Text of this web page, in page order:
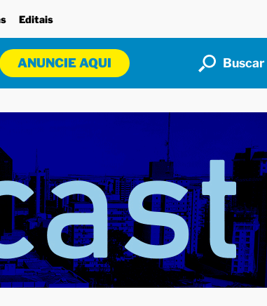
Editais
ANUNCIE AQUI Buscar